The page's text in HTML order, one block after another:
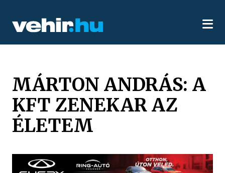
MÁRTON ANDRÁS: A
KFT ZENEKAR AZ
ÉLETEM